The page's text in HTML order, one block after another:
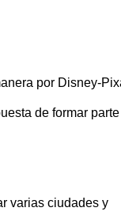
por Disney-
de formar
varias ciudades y